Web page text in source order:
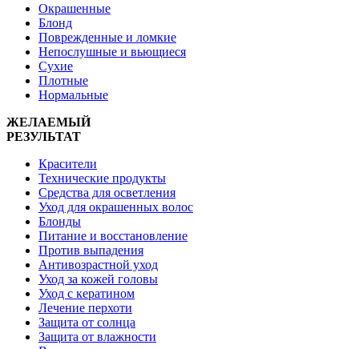
Окрашенные
Блонд
Поврежденные и ломкие
Непослушные и вьющиеся
Сухие
Плотные
Нормальные
ЖЕЛАЕМЫЙ
РЕЗУЛЬТАТ
Красители
Технические продукты
Средства для осветления
Уход для окрашенных волос
Блонды
Питание и восстановление
Против выпадения
Антивозрастной уход
Уход за кожей головы
Уход с кератином
Лечение перхоти
Защита от солнца
Защита от влажности